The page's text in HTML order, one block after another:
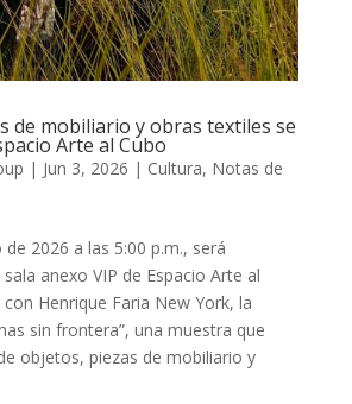
de mobiliario y obras textiles se
Arte al Cubo
| Jun 3, 2026 | Cultura, Notas de
de 2026 a las 5:00 p.m., será
anexo VIP de Espacio Arte al
Henrique Faria New York, la
sin frontera”, una muestra que
objetos, piezas de mobiliario y